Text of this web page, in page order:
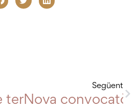
temporada: Api
Següent
Nova